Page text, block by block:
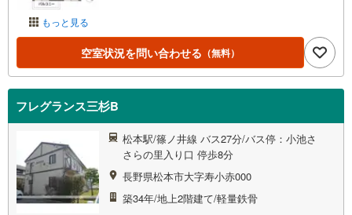
もっと見る
空室状況を問い合わせる （無料）
フレグランス三杉B
松本駅/篠ノ井線 バス27分/バス停：小池さ
さらの里入り口 停歩8分
長野県松本市大字寿小赤000
築34年/地上2階建て/軽量鉄骨